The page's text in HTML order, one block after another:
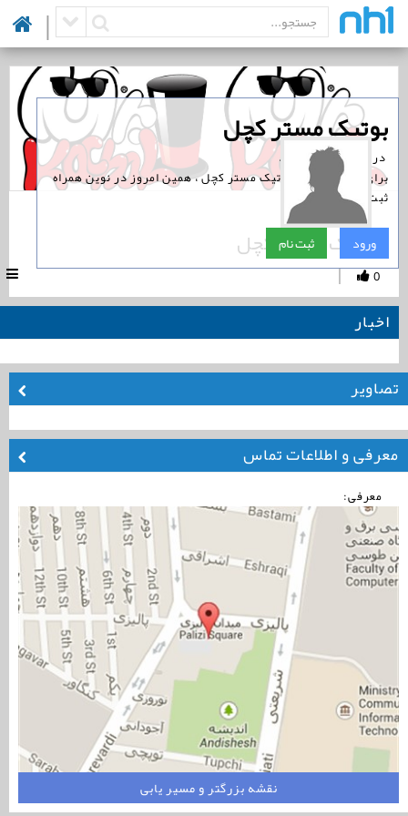
|
‏بوتیک مستر کچل
‏ در نوین همراه است.
برای پیگیری اخبار بوتیک مستر کچل ، همین امروز در نوین همراه
ثبت نام کنید.
ورود ثبت نام
بوتیک مستر کچل
0
|
اخبار
تصاویر
معرفی و اطلاعات تماس
معرفی:
نقشه بزرگتر و مسیر یابی